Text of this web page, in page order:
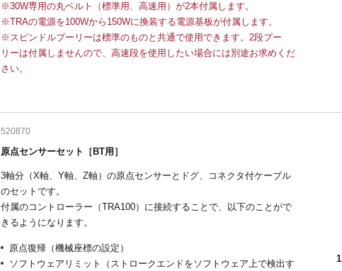
※30W専用の丸ベルト（標準用、高速用）が2本付属します。
※TRAの電源を100Wから150Wに換装する電源基板が付属します。
※スピンドルプーリーは標準のものと共通で使用できます。2段プー
リーは付属しませんので、高速段を使用したい場合には別途お求めくだ
さい。
520870
原点センサーセット［BT用］
3軸分（X軸、Y軸、Z軸）の原点センサーとドグ、コネクタ付ケーブル
のセットです。
付属のコントローラー（TRA100）に接続することで、以下のことがで
きるようになります。
原点復帰（機械座標の設定）
ソフトウェアリミット（ストロークエンドをソフトウェア上で検出す